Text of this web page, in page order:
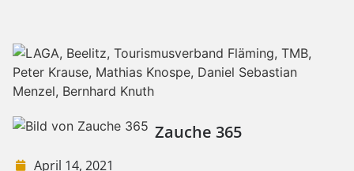
Zauche 365
April 14, 2021